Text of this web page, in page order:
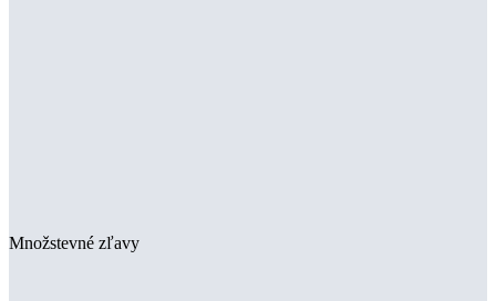
Množstevné zľavy